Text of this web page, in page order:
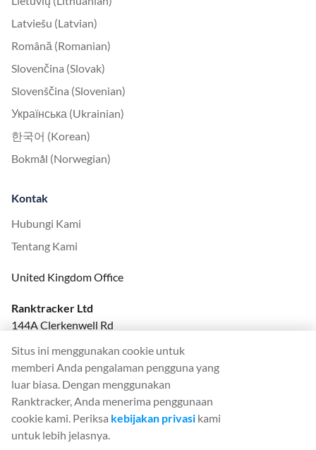
Latviešu (Latvian)
Română (Romanian)
Slovenčina (Slovak)
Slovenščina (Slovenian)
Українська (Ukrainian)
한국어 (Korean)
Bokmål (Norwegian)
Kontak
Hubungi Kami
Tentang Kami
United Kingdom Office
Ranktracker Ltd
144A Clerkenwell Rd
Company No: 08820809
felix@ranktracker.com
2015 -2026© Ranktracker. All Rights Reserved.
Situs ini menggunakan cookie untuk
memberi Anda pengalaman pengguna yang
luar biasa. Dengan menggunakan
Ranktracker, Anda menerima penggunaan
cookie kami. Periksa kebijakan privasi kami
untuk lebih jelasnya.